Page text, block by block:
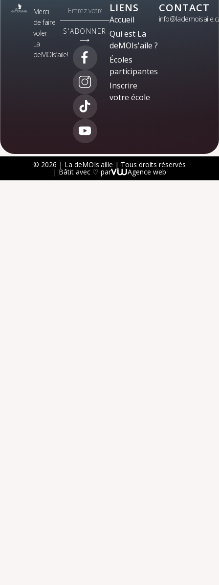
Merci
de faire
voler
La
deMOIs’aile!
S'ABONNER
⟶
LIENS
Accueil
Qui est La
deMOIs'aile ?
Écoles
participantes
Inscrire
votre école
CONTACT
© 2026 | La deMOIs'aille | Tous droits réservés
| Bâtit avec ♡ par Agence web